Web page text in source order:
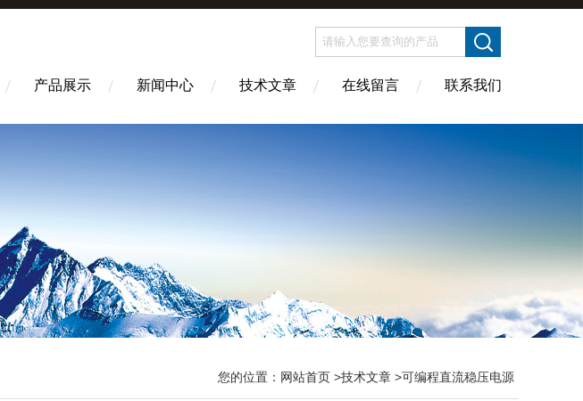
产品展示 新闻中心 技术文章 在线留言 联系我们
您的位置： 网站首页 >技术文章 >可编程直流稳压电源